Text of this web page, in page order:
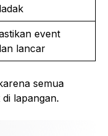
event
lancar
semua
lapangan.